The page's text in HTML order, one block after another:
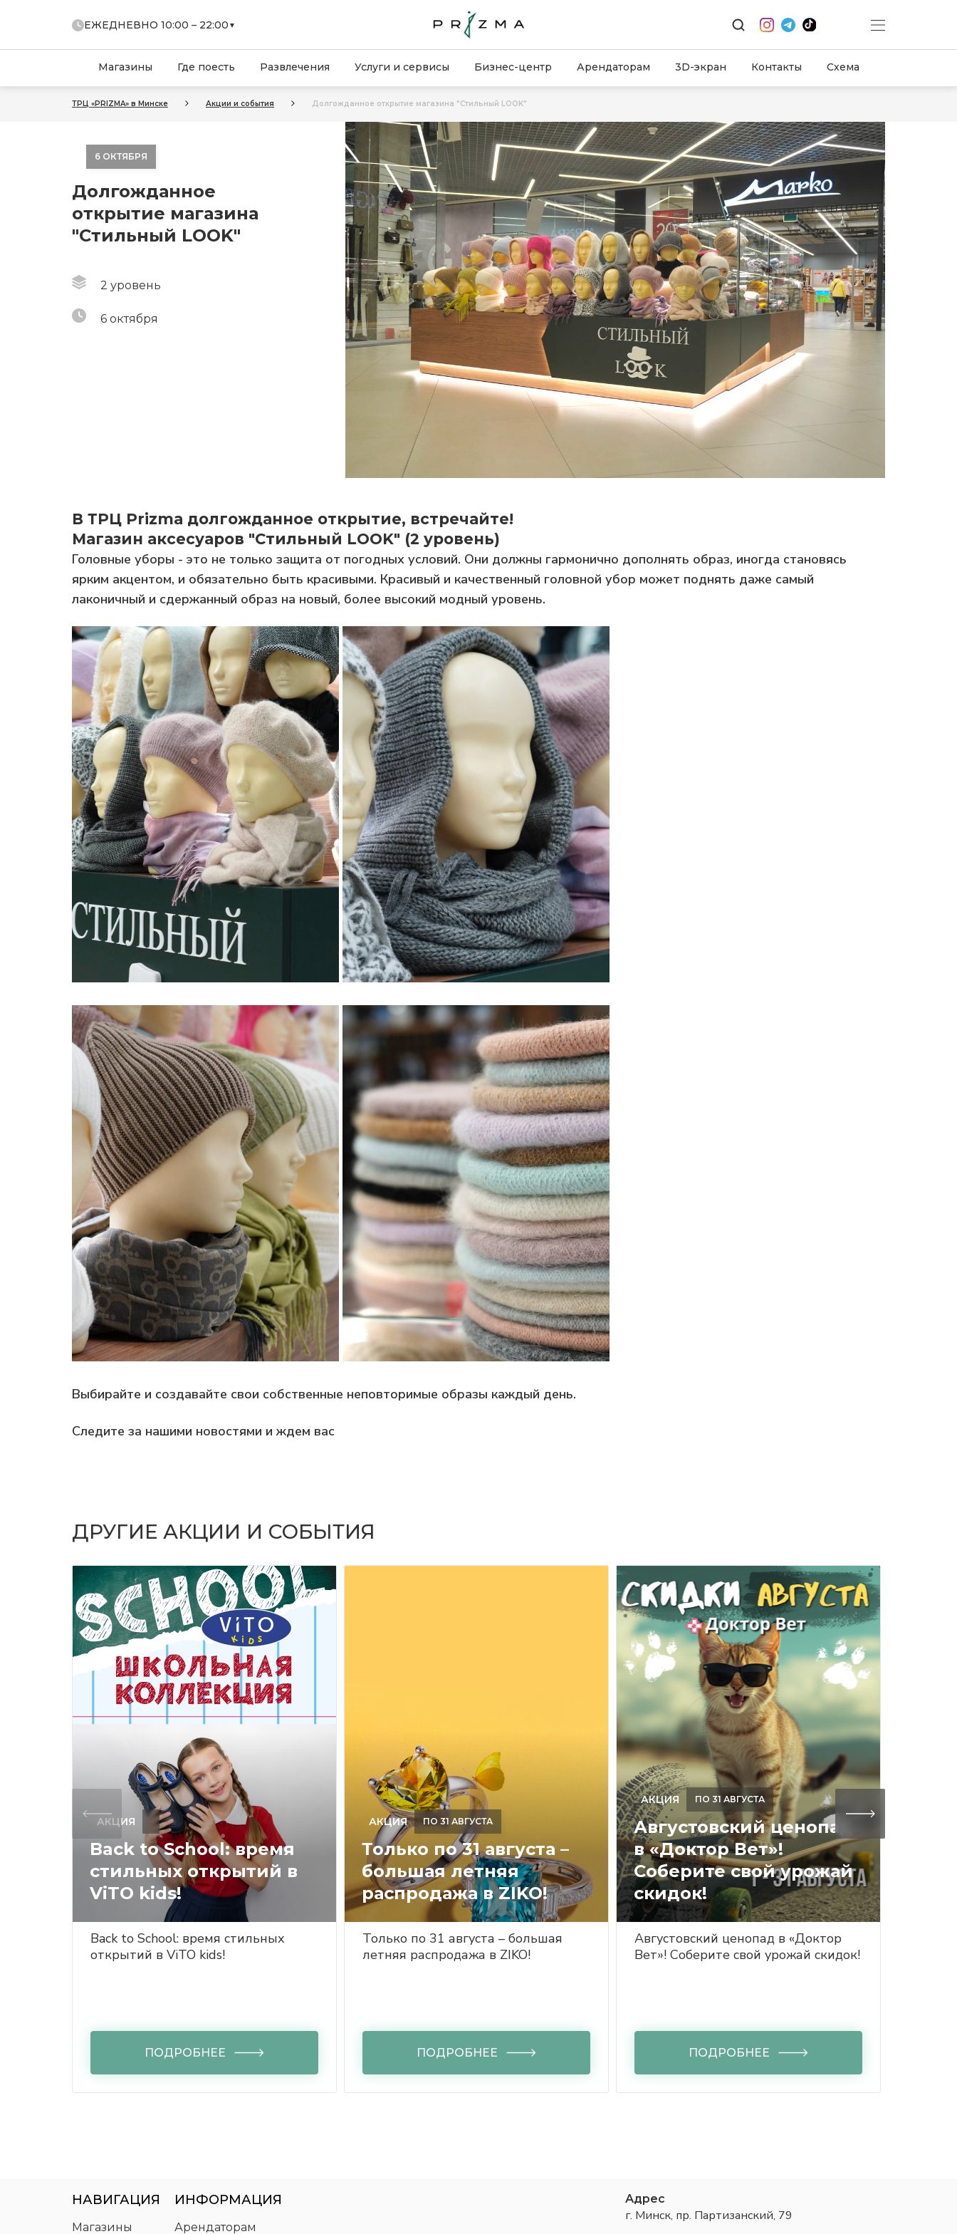
ЕЖЕДНЕВНО 10:00 – 22:00 ▼
Prizma Park:
10:00 – 22:00
ГИППО:
00:00 – 24:00
Бизнес-центр:
Магазины Где поесть Развлечения Услуги и сервисы Бизнес-центр Арендаторам 3D-экран Контакты Схема
ТРЦ «PRIZMA» в Минске Акции и события Долгожданное открытие магазина "Стильный LOOK"
6 ОКТЯБРЯ
Долгожданное
открытие магазина
"Стильный LOOK"
2 уровень
6 октября
В ТРЦ Prizma долгожданное открытие, встречайте!
Магазин аксесуаров "Стильный LOOK" (2 уровень)
Головные уборы - это не только защита от погодных условий. Они должны гармонично дополнять образ, иногда становясь
ярким акцентом, и обязательно быть красивыми. Красивый и качественный головной убор может поднять даже самый
лаконичный и сдержанный образ на новый, более высокий модный уровень.
Выбирайте и создавайте свои собственные неповторимые образы каждый день.
Следите за нашими новостями и ждем вас
ДРУГИЕ АКЦИИ И СОБЫТИЯ
АКЦИЯ
Back to School: время
стильных открытий в
ViTO kids!
Back to School: время стильных
открытий в ViTO kids!
ПОДРОБНЕЕ
АКЦИЯ ПО 31 АВГУСТА
Только по 31 августа –
большая летняя
распродажа в ZIKO!
Только по 31 августа – большая
летняя распродажа в ZIKO!
ПОДРОБНЕЕ
АКЦИЯ ПО 31 АВГУСТА
Августовский ценопад
в «Доктор Вет»!
Соберите свой урожай
скидок!
Августовский ценопад в «Доктор
Вет»! Соберите свой урожай скидок!
ПОДРОБНЕЕ
НАВИГАЦИЯ
Магазины
ИНФОРМАЦИЯ
Арендаторам
Адрес
г. Минск, пр. Партизанский, 79